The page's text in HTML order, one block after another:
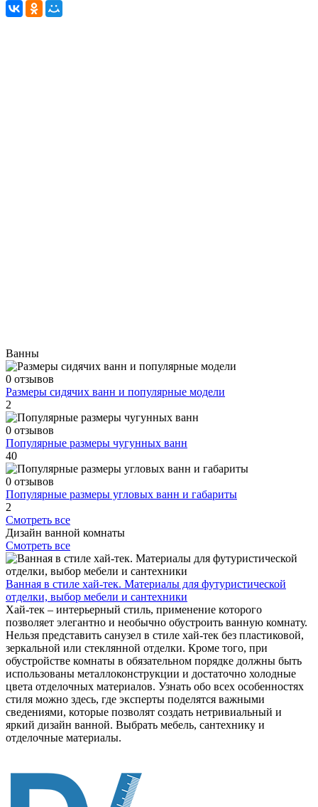
Ванны
0 отзывов
Размеры сидячих ванн и популярные модели
2
0 отзывов
Популярные размеры чугунных ванн
40
0 отзывов
Популярные размеры угловых ванн и габариты
2
Смотреть все
Дизайн ванной комнаты
Смотреть все
Ванная в стиле хай-тек. Материалы для футуристической
отделки, выбор мебели и сантехники
Хай-тек – интерьерный стиль, применение которого
позволяет элегантно и необычно обустроить ванную комнату.
Нельзя представить санузел в стиле хай-тек без пластиковой,
зеркальной или стеклянной отделки. Кроме того, при
обустройстве комнаты в обязательном порядке должны быть
использованы металлоконструкции и достаточно холодные
цвета отделочных материалов. Узнать обо всех особенностях
стиля можно здесь, где эксперты поделятся важными
сведениями, которые позволят создать нетривиальный и
яркий дизайн ванной. Выбрать мебель, сантехнику и
отделочные материалы.